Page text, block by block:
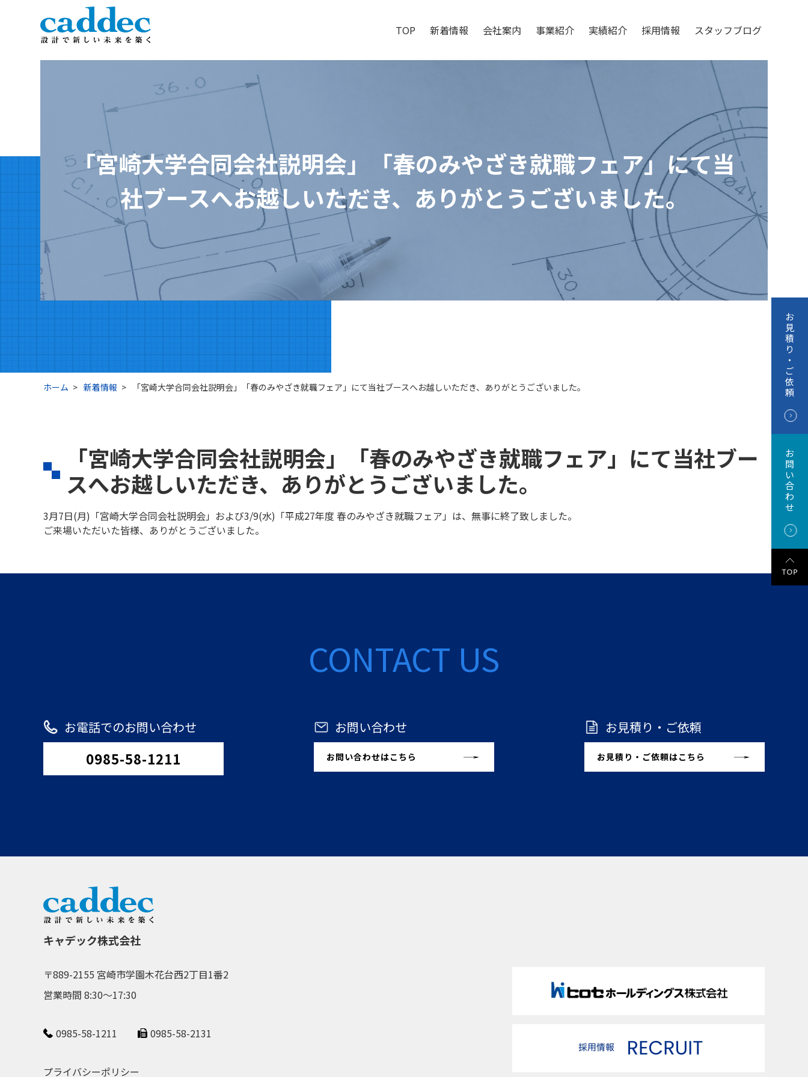
TOP 新着情報 会社案内 事業紹介 実績紹介 採用情報 スタッフブログ
「宮崎大学合同会社説明会」「春のみやざき就職フェア」にて当
社ブースへお越しいただき、ありがとうございました。
ホーム 新着情報 「宮崎大学合同会社説明会」「春のみやざき就職フェア」にて当社ブースへお越しいただき、ありがとうございました。
「宮崎大学合同会社説明会」「春のみやざき就職フェア」にて当社ブー
スへお越しいただき、ありがとうございました。
3月7日(月)「宮崎大学合同会社説明会」および3/9(水)「平成27年度 春のみやざき就職フェア」は、無事に終了致しました。
ご来場いただいた皆様、ありがとうございました。
CONTACT US
お電話でのお問い合わせ
0985-58-1211
お問い合わせ
お問い合わせはこちら
お見積り・ご依頼
お見積り・ご依頼はこちら
お
見
積
り
・
ご
依
頼
お
問
い
合
わ
せ
キャデック株式会社
〒889-2155 宮崎市学園木花台西2丁目1番2
営業時間 8:30～17:30
0985-58-1211 0985-58-2131
プライバシーポリシー